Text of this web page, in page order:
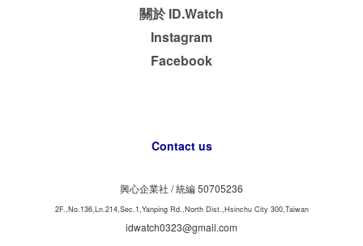
關於 ID.Watch
Instagram
Facebook
Contact us
興心企業社 /統編 50705236
2F.,No.136,Ln.214,Sec.1,Yanping Rd.,North Dist.,Hsinchu City 300,Taiwan
idwatch0323@gmail.com